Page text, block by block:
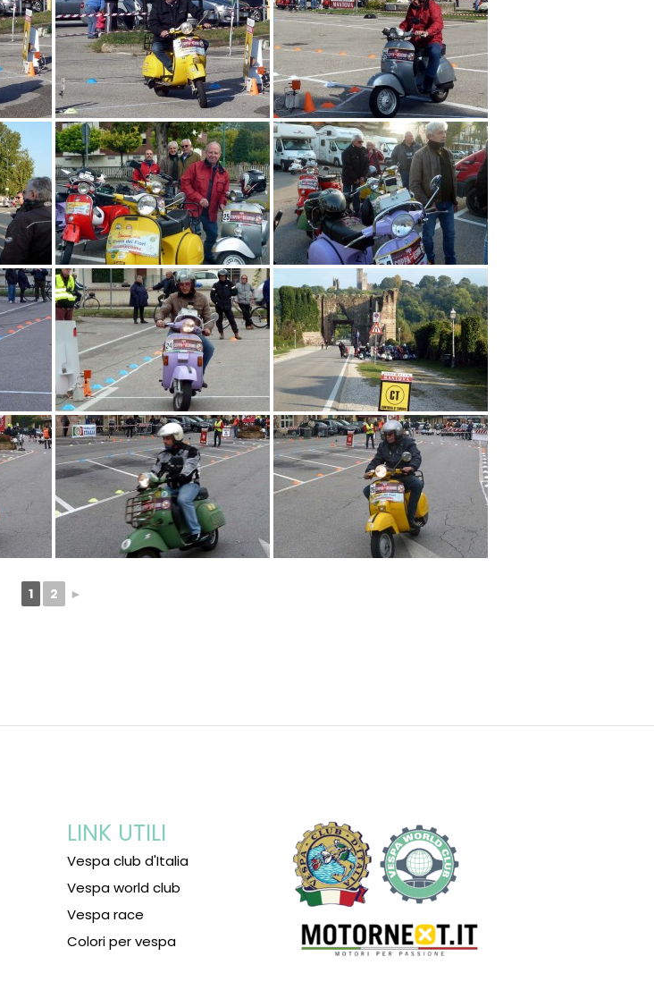
1 2 ►
LINK UTILI
Vespa club d'Italia
Vespa world club
Vespa race
Colori per vespa